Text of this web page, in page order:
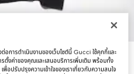
shirt with embroidery
อการดำเนินงานของเว็บไซต์นี้ Gucci ใช้คุกกี้และ
ตั้งค่าของคุณและเสนอบริการเพิ่มเติม พร้อมทั้ง
พื่อปรับปรุงความเข้าใจของเราเกี่ยวกับความสนใจ